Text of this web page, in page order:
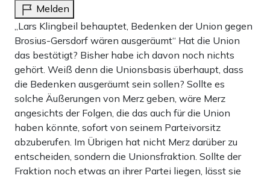
Melden
„Lars Klingbeil behauptet, Bedenken der Union gegen
Brosius-Gersdorf wären ausgeräumt“ Hat die Union
das bestätigt? Bisher habe ich davon noch nichts
gehört. Weiß denn die Unionsbasis überhaupt, dass
die Bedenken ausgeräumt sein sollen? Sollte es
solche Äußerungen von Merz geben, wäre Merz
angesichts der Folgen, die das auch für die Union
haben könnte, sofort von seinem Parteivorsitz
abzuberufen. Im Übrigen hat nicht Merz darüber zu
entscheiden, sondern die Unionsfraktion. Sollte der
Fraktion noch etwas an ihrer Partei liegen, lässt sie